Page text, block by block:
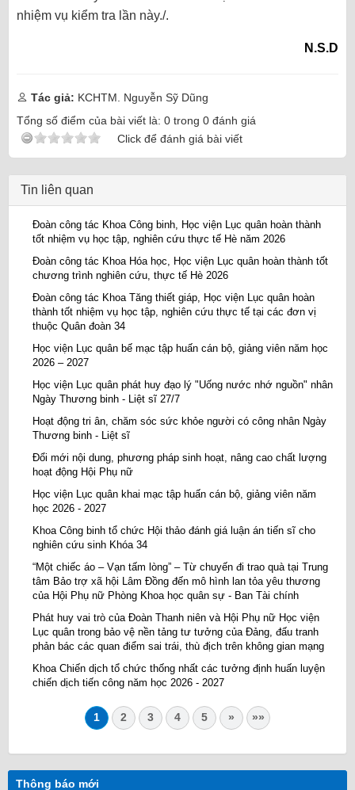
nhiệm vụ kiểm tra lần này./.
N.S.D
Tác giả: KCHTM. Nguyễn Sỹ Dũng
Tổng số điểm của bài viết là: 0 trong 0 đánh giá
Click để đánh giá bài viết
Tin liên quan
Đoàn công tác Khoa Công binh, Học viện Lục quân hoàn thành
tốt nhiệm vụ học tập, nghiên cứu thực tế Hè năm 2026
Đoàn công tác Khoa Hóa học, Học viện Lục quân hoàn thành tốt
chương trình nghiên cứu, thực tế Hè 2026
Đoàn công tác Khoa Tăng thiết giáp, Học viện Lục quân hoàn
thành tốt nhiệm vụ học tập, nghiên cứu thực tế tại các đơn vị
thuộc Quân đoàn 34
Học viện Lục quân bế mạc tập huấn cán bộ, giảng viên năm học
2026 – 2027
Học viện Lục quân phát huy đạo lý "Uống nước nhớ nguồn" nhân
Ngày Thương binh - Liệt sĩ 27/7
Hoạt động tri ân, chăm sóc sức khỏe người có công nhân Ngày
Thương binh - Liệt sĩ
Đổi mới nội dung, phương pháp sinh hoạt, nâng cao chất lượng
hoạt động Hội Phụ nữ
Học viện Lục quân khai mạc tập huấn cán bộ, giảng viên năm
học 2026 - 2027
Khoa Công binh tổ chức Hội thảo đánh giá luận án tiến sĩ cho
nghiên cứu sinh Khóa 34
“Một chiếc áo – Vạn tấm lòng” – Từ chuyến đi trao quà tại Trung
tâm Bảo trợ xã hội Lâm Đồng đến mô hình lan tỏa yêu thương
của Hội Phụ nữ Phòng Khoa học quân sự - Ban Tài chính
Phát huy vai trò của Đoàn Thanh niên và Hội Phụ nữ Học viện
Lục quân trong bảo vệ nền tảng tư tưởng của Đảng, đấu tranh
phản bác các quan điểm sai trái, thù địch trên không gian mạng
Khoa Chiến dịch tổ chức thống nhất các tưởng định huấn luyện
chiến dịch tiến công năm học 2026 - 2027
1 2 3 4 5 » »»
Thông báo mới